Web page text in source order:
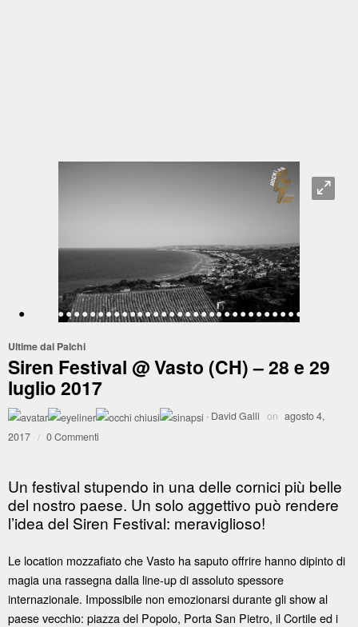
O
• •••••••••••••••••••••••••••••••
Ultime dai Palchi
Siren Festival @ Vasto (CH) – 28 e 29
luglio 2017
· David Galli on agosto 4,
2017 / 0 Commenti
Un festival stupendo in una delle cornici più belle
del nostro paese. Un solo aggettivo può rendere
l’idea del Siren Festival: meraviglioso!
Le location mozzafiato che Vasto ha saputo offrire hanno dipinto di
magia una rassegna dalla line-up di assoluto spessore
internazionale. Impossibile non emozionarsi durante gli show al
paese vecchio: piazza del Popolo, Porta San Pietro, il Cortile ed i